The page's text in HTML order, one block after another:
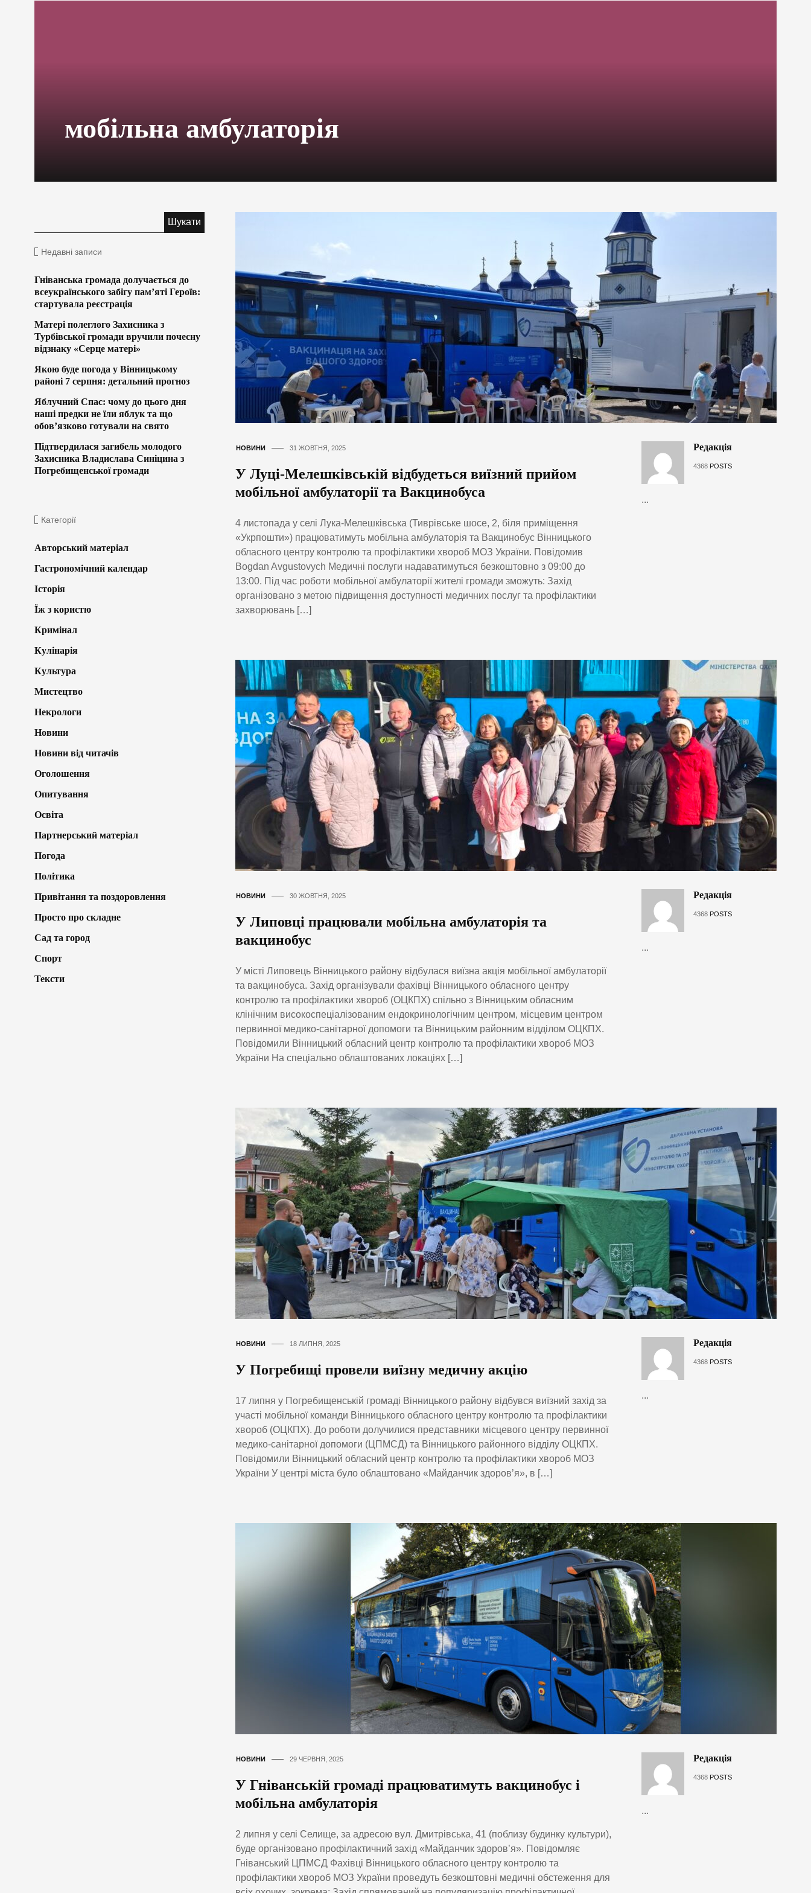
мобільна амбулаторія
НОВИНИ 31 ЖОВТНЯ, 2025
У Луці-Мелешківській відбудеться виїзний прийом
мобільної амбулаторії та Вакцинобуса
4 листопада у селі Лука-Мелешківська (Тиврівське шосе, 2, біля приміщення
«Укрпошти») працюватимуть мобільна амбулаторія та Вакцинобус Вінницького
обласного центру контролю та профілактики хвороб МОЗ України. Повідомив
Bogdan Avgustovych Медичні послуги надаватимуться безкоштовно з 09:00 до
13:00. Під час роботи мобільної амбулаторії жителі громади зможуть: Захід
організовано з метою підвищення доступності медичних послуг та профілактики
захворювань […]
Редакція
4368 POSTS
...
НОВИНИ 30 ЖОВТНЯ, 2025
У Липовці працювали мобільна амбулаторія та
вакцинобус
У місті Липовець Вінницького району відбулася виїзна акція мобільної амбулаторії
та вакцинобуса. Захід організували фахівці Вінницького обласного центру
контролю та профілактики хвороб (ОЦКПХ) спільно з Вінницьким обласним
клінічним високоспеціалізованим ендокринологічним центром, місцевим центром
первинної медико-санітарної допомоги та Вінницьким районним відділом ОЦКПХ.
Повідомили Вінницький обласний центр контролю та профілактики хвороб МОЗ
України На спеціально облаштованих локаціях […]
Редакція
4368 POSTS
...
НОВИНИ 18 ЛИПНЯ, 2025
У Погребищі провели виїзну медичну акцію
17 липня у Погребищенській громаді Вінницького району відбувся виїзний захід за
участі мобільної команди Вінницького обласного центру контролю та профілактики
хвороб (ОЦКПХ). До роботи долучилися представники місцевого центру первинної
медико-санітарної допомоги (ЦПМСД) та Вінницького районного відділу ОЦКПХ.
Повідомили Вінницький обласний центр контролю та профілактики хвороб МОЗ
України У центрі міста було облаштовано «Майданчик здоров’я», в […]
Редакція
4368 POSTS
...
НОВИНИ 29 ЧЕРВНЯ, 2025
У Гніванській громаді працюватимуть вакцинобус і
мобільна амбулаторія
2 липня у селі Селище, за адресою вул. Дмитрівська, 41 (поблизу будинку культури),
буде організовано профілактичний захід «Майданчик здоров’я». Повідомляє
Гніванський ЦПМСД Фахівці Вінницького обласного центру контролю та
профілактики хвороб МОЗ України проведуть безкоштовні медичні обстеження для
Редакція
4368 POSTS
...
Недавні записи
Гніванська громада долучається до
всеукраїнського забігу пам’яті Героїв:
стартувала реєстрація
Матері полеглого Захисника з
Турбівської громади вручили почесну
відзнаку «Серце матері»
Якою буде погода у Вінницькому
районі 7 серпня: детальний прогноз
Яблучний Спас: чому до цього дня
наші предки не їли яблук та що
обов’язково готували на свято
Підтвердилася загибель молодого
Захисника Владислава Синіцина з
Погребищенської громади
Категорії
Авторський матеріал
Гастрономічний календар
Історія
Їж з користю
Кримінал
Кулінарія
Культура
Мистецтво
Некрологи
Новини
Новини від читачів
Оголошення
Опитування
Освіта
Партнерський матеріал
Погода
Політика
Привітання та поздоровлення
Просто про складне
Сад та город
Спорт
Тексти